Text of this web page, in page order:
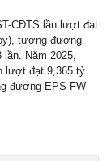
CĐTS lần lượt đạt
tương đương
lần. Năm 2025,
lượt đạt 9,365 tỷ
đương EPS FW